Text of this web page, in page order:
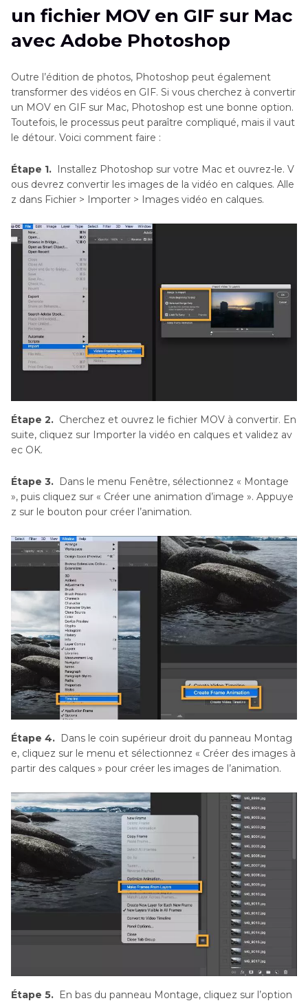
un fichier MOV en GIF sur Mac
avec Adobe Photoshop
Outre l’édition de photos, Photoshop peut également
transformer des vidéos en GIF. Si vous cherchez à convertir
un MOV en GIF sur Mac, Photoshop est une bonne option.
Toutefois, le processus peut paraître compliqué, mais il vaut
le détour. Voici comment faire :
Étape 1. Installez Photoshop sur votre Mac et ouvrez-le. V
ous devrez convertir les images de la vidéo en calques. Alle
z dans Fichier > Importer > Images vidéo en calques.
Étape 2. Cherchez et ouvrez le fichier MOV à convertir. En
suite, cliquez sur Importer la vidéo en calques et validez av
ec OK.
Étape 3. Dans le menu Fenêtre, sélectionnez « Montage
», puis cliquez sur « Créer une animation d’image ». Appuye
z sur le bouton pour créer l’animation.
Étape 4. Dans le coin supérieur droit du panneau Montag
e, cliquez sur le menu et sélectionnez « Créer des images à
partir des calques » pour créer les images de l’animation.
Étape 5.
En bas du panneau Montage, cliquez sur l’option